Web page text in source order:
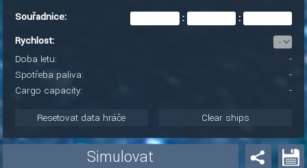
Souřadnice:
:
:
Rychlost:
Doba letu:
-
Spotřeba paliva:
-
Cargo capacity:
-
Resetovat data hráče Clear ships
Simulovat